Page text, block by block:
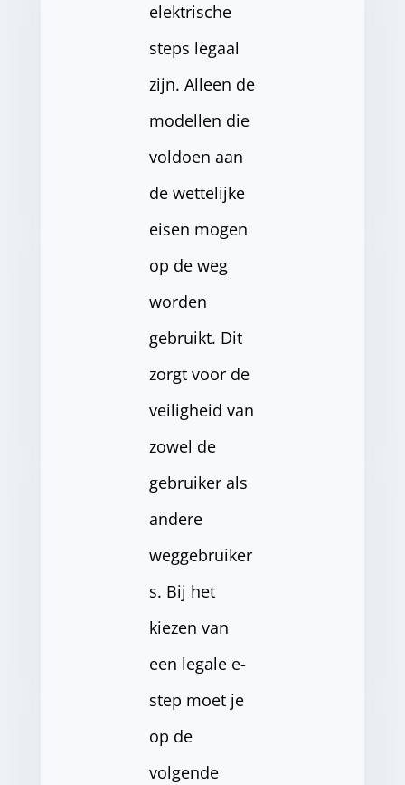
elektrische
steps legaal
zijn. Alleen de
modellen die
voldoen aan
de wettelijke
eisen mogen
op de weg
worden
gebruikt. Dit
zorgt voor de
veiligheid van
zowel de
gebruiker als
andere
weggebruiker
s. Bij het
kiezen van
een legale e-
step moet je
op de
volgende